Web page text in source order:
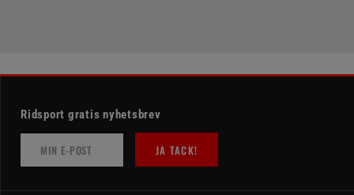
Ridsport gratis nyhetsbrev
JA TACK!